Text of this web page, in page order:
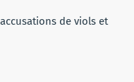
de viols et